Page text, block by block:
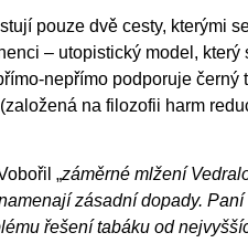
pouze dvě cesty, kterými
– utopistický model,
nepřímo podporuje
na filozofii harm
„záměrné mlžení
zásadní dopady.
řešení tabáku od